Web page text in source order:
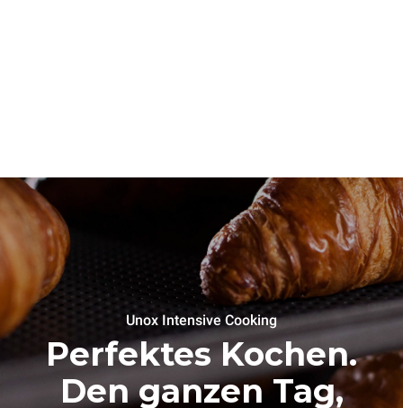
Unox Intensive Cooking
Perfektes Kochen.
Den ganzen Tag,